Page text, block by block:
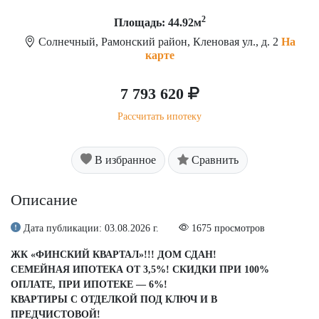
Площадь: 44.92м2
Солнечный, Рамонский район, Кленовая ул., д. 2 На
карте
7 793 620
Рассчитать ипотеку
В избранное Сравнить
Описание
Дата публикации: 03.08.2026 г. 1675 просмотров
ЖК «ФИНСКИЙ КВАРТАЛ»!!! ДОМ СДАН!
СЕМЕЙНАЯ ИПОТЕКА ОТ 3,5%! СКИДКИ ПРИ 100%
ОПЛАТЕ, ПРИ ИПОТЕКЕ — 6%!
КВАРТИРЫ С ОТДЕЛКОЙ ПОД КЛЮЧ И В
ПРЕДЧИСТОВОЙ!